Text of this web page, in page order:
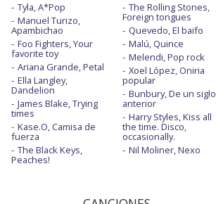
Tyla, A*Pop
Manuel Turizo,
Apambichao
Foo Fighters, Your
favorite toy
Ariana Grande, Petal
Ella Langley,
Dandelion
James Blake, Trying
times
Kase.O, Camisa de
fuerza
The Black Keys,
Peaches!
The Rolling Stones,
Foreign tongues
Quevedo, El baifo
Malú, Quince
Melendi, Pop rock
Xoel López, Oniria
popular
Bunbury, De un siglo
anterior
Harry Styles, Kiss all
the time. Disco,
occasionally.
Nil Moliner, Nexo